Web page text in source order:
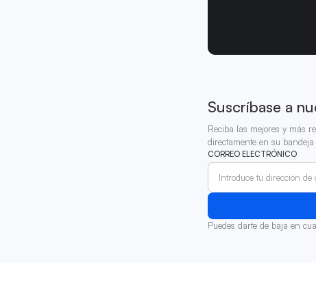
Suscríbase a
Reciba las mejores y más
directamente en su
CORREO ELECTRÓNICO
Puedes darte de baja en